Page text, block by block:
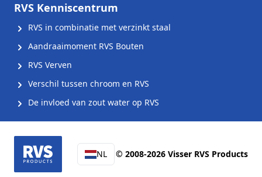
RVS Kenniscentrum
RVS in combinatie met verzinkt staal
Aandraaimoment RVS Bouten
RVS Verven
Verschil tussen chroom en RVS
De invloed van zout water op RVS
NL © 2008-2026 Visser RVS Products